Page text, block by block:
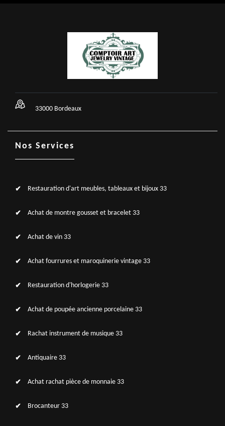
33000 Bordeaux
Nos Services
Restauration d'art meubles, tableaux et bijoux 33
Achat de montre gousset et bracelet 33
Achat de vin 33
Achat fourrures et maroquinerie vintage 33
Restauration d'horlogerie 33
Achat de poupée ancienne porcelaine 33
Rachat instrument de musique 33
Antiquaire 33
Achat rachat pièce de monnaie 33
Brocanteur 33